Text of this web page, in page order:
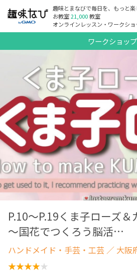
趣味とまなびで毎日を、もっと楽
お教室21,000教室
オンラインレッスン・ワークシ
ワークショップ
P.10～P.19くま子ローズ
～国花でつくろう脳活…
ハンドメイド・手芸・工芸 ／ 大阪